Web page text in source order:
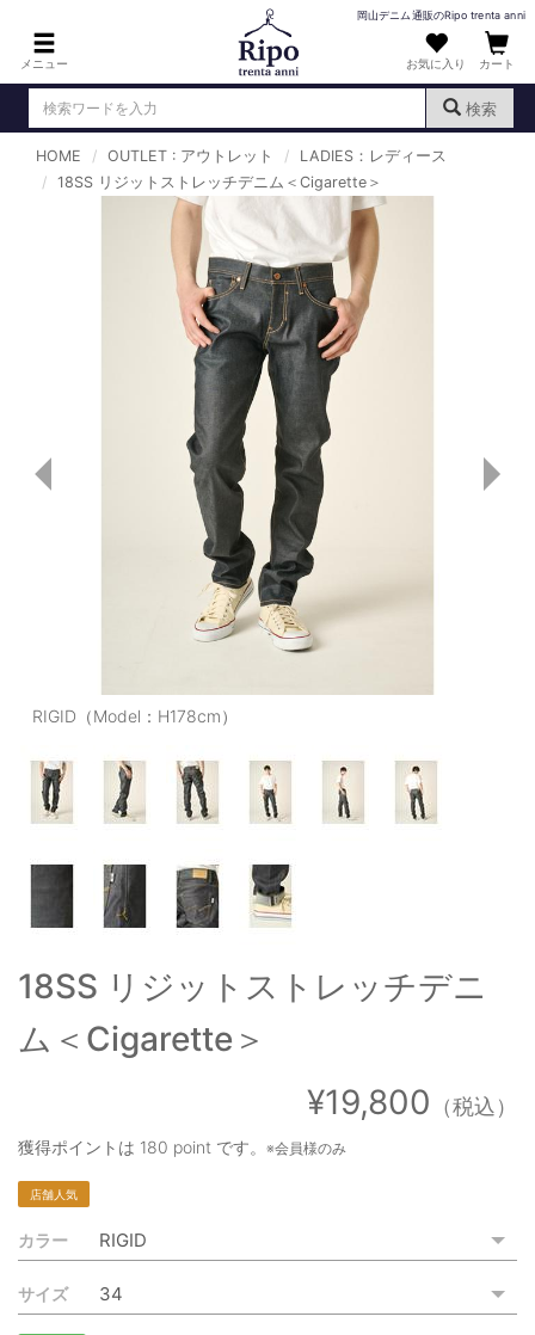
メニュー
岡山デニム通販のRipo trenta anni
お気に入り カート
検索
ログイン （ 新規会員登録）
DENIM : デニム
PANTS : パンツ
TOPS : トップス
T-SHIRT : Tシャツ
KNIT : ニット
SHIRT : シャツ
OUTERS : アウター
DENIM : デニム
PANTS/SKIRT : パンツ・スカート
OUTERS : アウター
MENS : メンズ
LADIES : レディース
新規会員登録
お買い物カゴ
特定商取引法に基づく表記
ご利用規約
お問い合わせ
HOME OUTLET : アウトレット
LADIES：レディース
18SS リジットストレッチデニム＜Cigarette＞
RIGID（Model：H178cm）
18SS リジットストレッチデニ
ム＜Cigarette＞
¥19,800 （税込）
獲得ポイントは 180 point です。 ※会員様のみ
店舗人気
カラー
サイズ